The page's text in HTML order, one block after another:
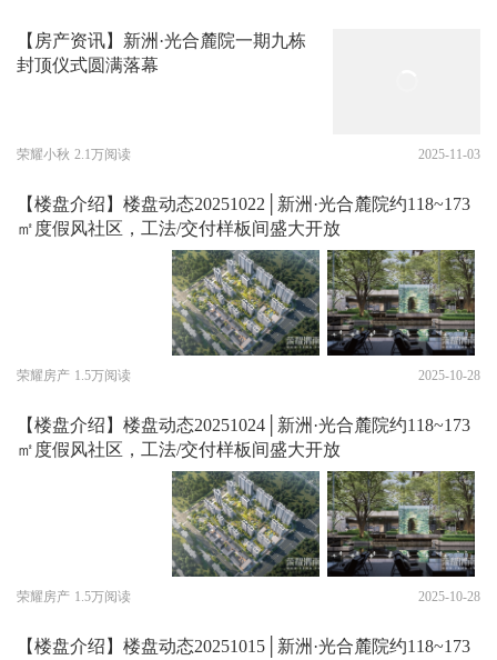
【房产资讯】新洲·光合麓院一期九栋
封顶仪式圆满落幕
荣耀小秋 2.1万阅读 2025-11-03
【楼盘介绍】楼盘动态20251022│新洲·光合麓院约118~173
㎡度假风社区，工法/交付样板间盛大开放
荣耀房产 1.5万阅读 2025-10-28
【楼盘介绍】楼盘动态20251024│新洲·光合麓院约118~173
㎡度假风社区，工法/交付样板间盛大开放
荣耀房产 1.5万阅读 2025-10-28
【楼盘介绍】楼盘动态20251015│新洲·光合麓院约118~173